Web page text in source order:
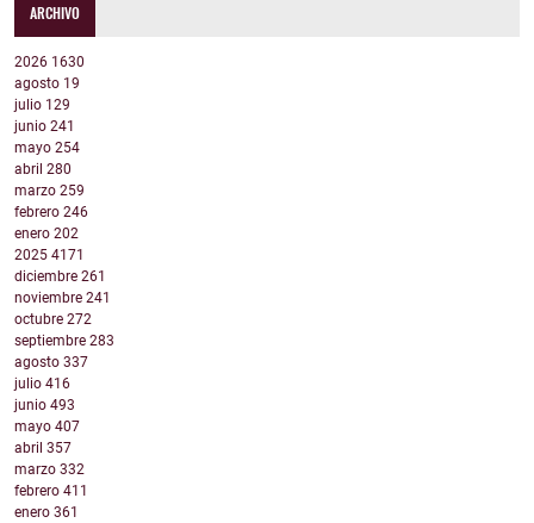
ARCHIVO
2026 1630
agosto 19
julio 129
junio 241
mayo 254
abril 280
marzo 259
febrero 246
enero 202
2025 4171
diciembre 261
noviembre 241
octubre 272
septiembre 283
agosto 337
julio 416
junio 493
mayo 407
abril 357
marzo 332
febrero 411
enero 361